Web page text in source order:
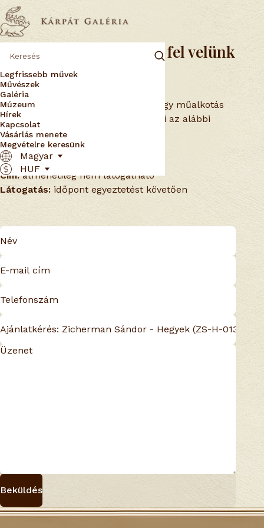
Legfrissebb művek
Művészek
Galéria
Múzeum
Hírek
Kapcsolat
Vásárlás menete
Megvételre keresünk
Magyar
HUF
Érdeklődjön vagy vegye fel velünk
a kapcsolatot
Ha szeretne vásárolni, nem találja egy műalkotás
árát, vagy csak kérdése van, töltse ki az alábbi
űrlapot – hamarosan válaszolunk!
Email: info@karpatgaleria.hu
Telefon:átmenetileg nem elérhető
Cím:átmenetileg nem látogatható
Látogatás: időpont egyeztetést követően